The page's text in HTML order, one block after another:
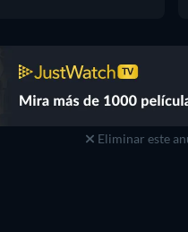
Eliminar este